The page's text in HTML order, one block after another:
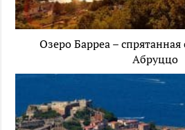
Озеро Барреа – спрятанная
Абруццо